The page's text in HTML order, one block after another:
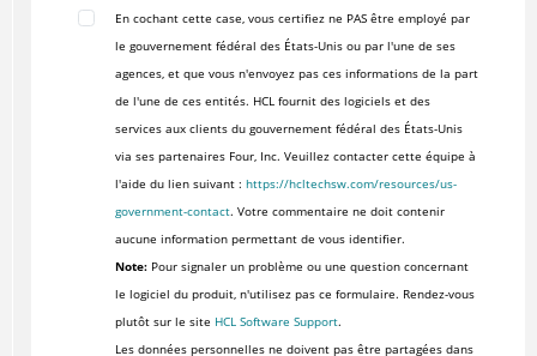
En cochant cette case, vous certifiez ne PAS être employé par
le gouvernement fédéral des États-Unis ou par l'une de ses
agences, et que vous n'envoyez pas ces informations de la part
de l'une de ces entités. HCL fournit des logiciels et des
services aux clients du gouvernement fédéral des États-Unis
via ses partenaires Four, Inc. Veuillez contacter cette équipe à
l'aide du lien suivant : https://hcltechsw.com/resources/us-
government-contact. Votre commentaire ne doit contenir
aucune information permettant de vous identifier.
Note:Pour signaler un problème ou une question concernant
le logiciel du produit, n'utilisez pas ce formulaire. Rendez-vous
plutôt sur le site HCL Software Support.
Les données personnelles ne doivent pas être partagées dans